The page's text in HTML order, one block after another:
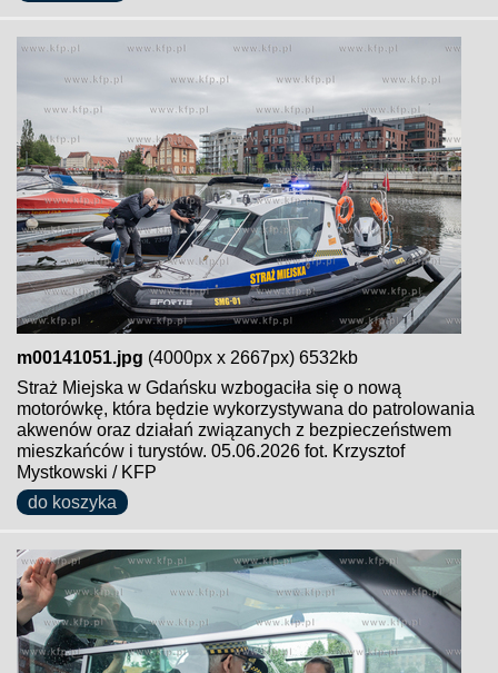
m00141051.jpg (4000px x 2667px) 6532kb
Straż Miejska w Gdańsku wzbogaciła się o nową
motorówkę, która będzie wykorzystywana do patrolowania
akwenów oraz działań związanych z bezpieczeństwem
mieszkańców i turystów. 05.06.2026 fot. Krzysztof
Mystkowski / KFP
do koszyka